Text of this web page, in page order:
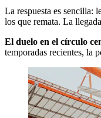
La respuesta es sencilla:
los que remata. La
El duelo en el círculo
temporadas recientes, la